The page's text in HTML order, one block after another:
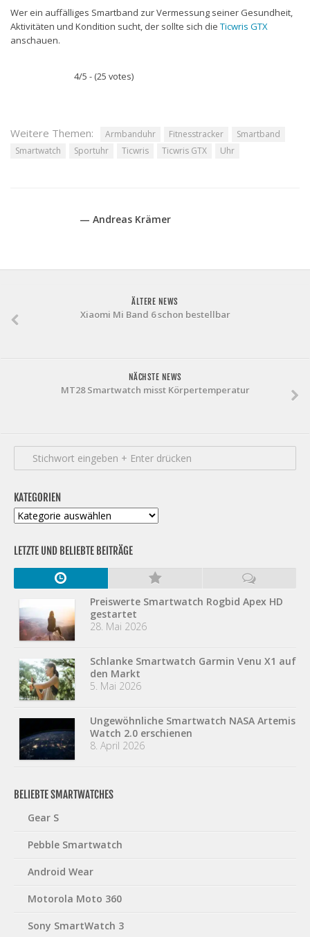
Wer ein auffälliges Smartband zur Vermessung seiner Gesundheit,
Aktivitäten und Kondition sucht, der sollte sich die Ticwris GTX
anschauen.
4/5 - (25 votes)
Weitere Themen: Armbanduhr Fitnesstracker
Smartband
Smartwatch
Sportuhr Ticwris Ticwris GTX Uhr
— Andreas Krämer
ÄLTERE NEWS
Xiaomi Mi Band 6 schon bestellbar
NÄCHSTE NEWS
MT28 Smartwatch misst Körpertemperatur
KATEGORIEN
Kategorien
LETZTE UND BELIEBTE BEITRÄGE
Preiswerte Smartwatch Rogbid Apex HD
gestartet
28. Mai 2026
Schlanke Smartwatch Garmin Venu X1 auf
den Markt
5. Mai 2026
Ungewöhnliche Smartwatch NASA Artemis
Watch 2.0 erschienen
8. April 2026
BELIEBTE SMARTWATCHES
Gear S
Pebble Smartwatch
Android Wear
Motorola Moto 360
Sony SmartWatch 3